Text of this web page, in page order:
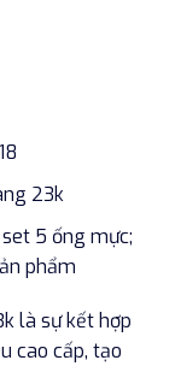
23k
5 ống mực;
phẩm
là sự kết hợp
cao cấp, tạo